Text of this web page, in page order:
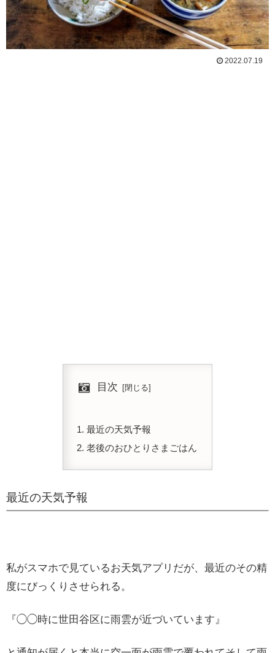
2022.07.19
目次
最近の天気予報
老後のおひとりさまごはん
最近の天気予報
私がスマホで見ているお天気アプリだが、最近のその精
度にびっくりさせられる。
『◯◯時に世田谷区に雨雲が近づいています』